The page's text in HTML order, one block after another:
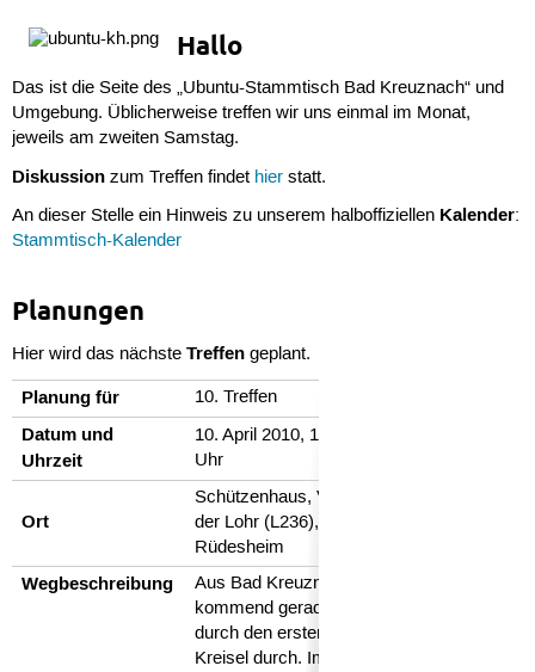
Hallo
Das ist die Seite des „Ubuntu-Stammtisch Bad Kreuznach“ und
Umgebung. Üblicherweise treffen wir uns einmal im Monat,
jeweils am zweiten Samstag.
Diskussionzum Treffen findet hierstatt.
An dieser Stelle ein Hinweis zu unserem halboffiziellen Kalender:
Stammtisch-Kalender
Planungen
Hier wird das nächste Treffengeplant.
Planung für 10. Treffen
Datum und
Uhrzeit
10. April 2010, 18:00
Uhr
Ort
Schützenhaus, Vor
der Lohr (L236), 55593
Rüdesheim
Wegbeschreibung
Aus Bad Kreuznach
kommend geradeaus
durch den ersten
Kreisel durch. Im